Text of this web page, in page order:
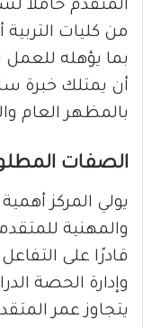
المتقدم حاملاً
من كليات التربية
بما يؤهله للعمل
أن يمتلك خبرة
بالمظهر العام
الصفات
يولي المركز
والمهنية
قادرًا على
وإدارة الحصة